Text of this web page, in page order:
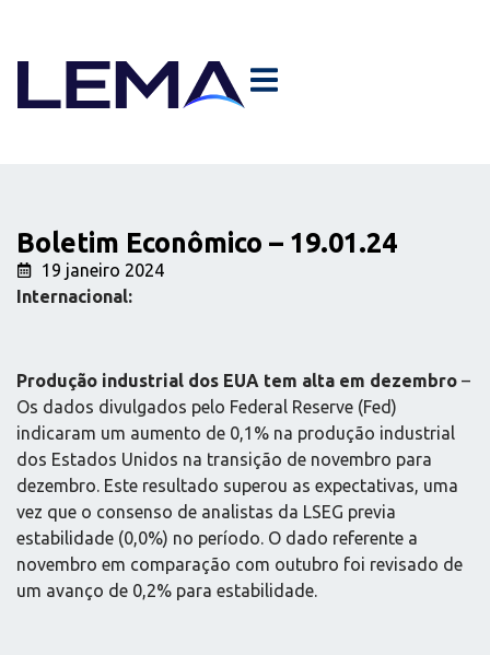
Boletim Econômico – 19.01.24
19 janeiro 2024
Internacional:
Produção industrial dos EUA tem alta em dezembro –
Os dados divulgados pelo Federal Reserve (Fed)
indicaram um aumento de 0,1% na produção industrial
dos Estados Unidos na transição de novembro para
dezembro. Este resultado superou as expectativas, uma
vez que o consenso de analistas da LSEG previa
estabilidade (0,0%) no período. O dado referente a
novembro em comparação com outubro foi revisado de
um avanço de 0,2% para estabilidade.